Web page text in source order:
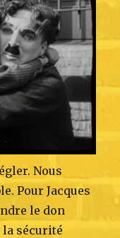
Nous
Pour Jacques
le don
la sécurité